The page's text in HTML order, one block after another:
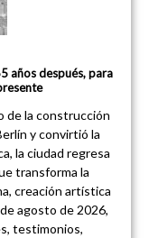
años después, para
de la construcción
y convirtió la
la ciudad regresa
transforma la
creación artística
agosto de 2026,
testimonios,